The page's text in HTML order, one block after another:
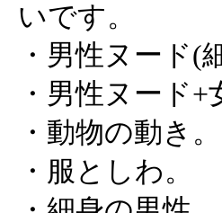
いです。
・男性ヌード(
・男性ヌード+
・動物の動き。
・服としわ。